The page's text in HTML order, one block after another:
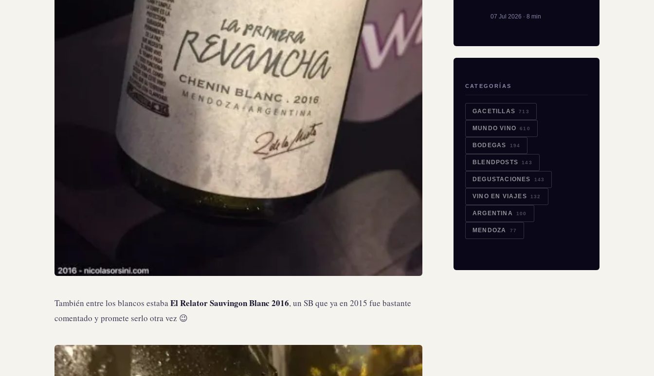
También entre los blancos estabaEl Relator Sauvingon Blanc 2016, un SB que ya en 2015 fue bastante
comentado y promete serlo otra vez 😉
07 Jul 2026 · 8 min
CATEGORÍAS
GACETILLAS 713
MUNDO VINO 610
BODEGAS 194
BLENDPOSTS 143
DEGUSTACIONES 143
VINO EN VIAJES 132
ARGENTINA 100
MENDOZA 77